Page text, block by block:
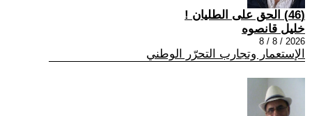
(46) الحق على الطليان !
خليل قانصوه
2026 / 8 / 8
الإستعمار وتجارب التحرّر الوطني